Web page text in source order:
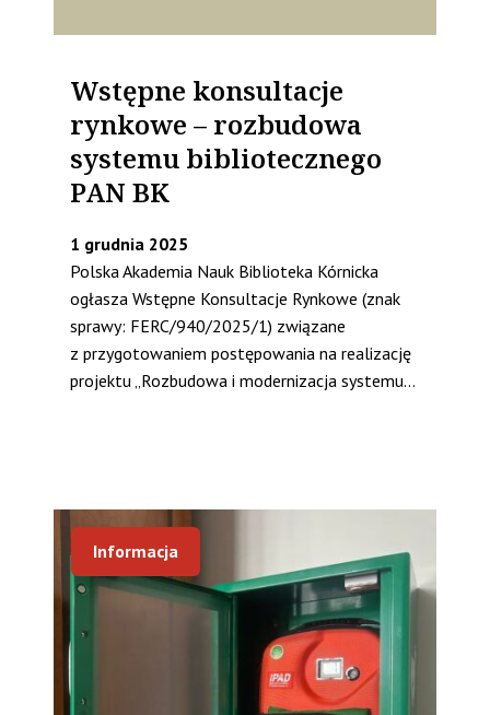
Wstępne konsultacje
rynkowe – rozbudowa
systemu bibliotecznego
PAN BK
1 grudnia 2025
Polska Akademia Nauk Biblioteka Kórnicka
ogłasza Wstępne Konsultacje Rynkowe (znak
sprawy: FERC/940/2025/1) związane
z przygotowaniem postępowania na realizację
projektu „Rozbudowa i modernizacja systemu...
Informacja